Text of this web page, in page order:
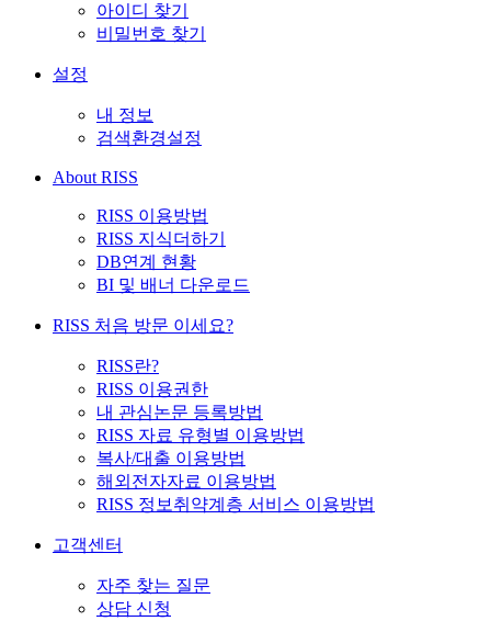
아이디 찾기
비밀번호 찾기
설정
내 정보
검색환경설정
About RISS
RISS 이용방법
RISS 지식더하기
DB연계 현황
BI 및 배너 다운로드
RISS 처음 방문 이세요?
RISS란?
RISS 이용권한
내 관심논문 등록방법
RISS 자료 유형별 이용방법
복사/대출 이용방법
해외전자자료 이용방법
RISS 정보취약계층 서비스 이용방법
고객센터
자주 찾는 질문
상담 신청